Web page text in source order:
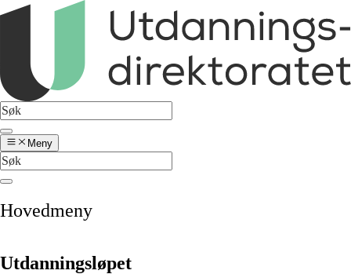
Meny
Hovedmeny
Utdanningsløpet